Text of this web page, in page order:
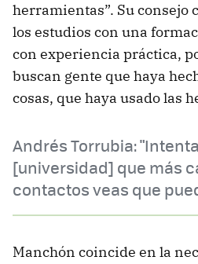
herramientas”. Su consejo
los estudios con una
con experiencia práctica,
buscan gente que haya
cosas, que haya usado las
Andrés Torrubia:
[universidad] que más
contactos veas que
Manchón coincide en la